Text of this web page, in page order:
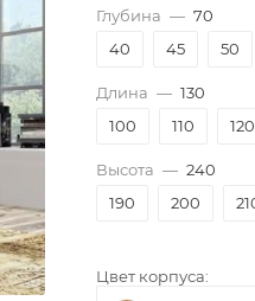
Глубина — 70
40
45 50
Длина — 130
100
110 120
Высота — 240
190
200
Цвет корпуса: